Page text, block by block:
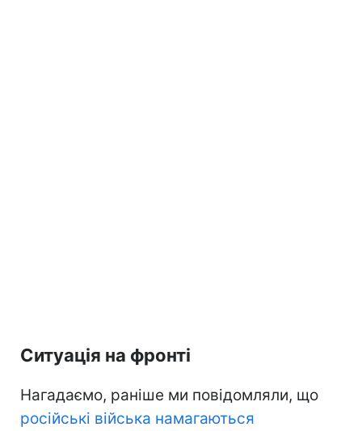
Ситуація на фронті
Нагадаємо, раніше ми повідомляли, що
російські війська намагаються